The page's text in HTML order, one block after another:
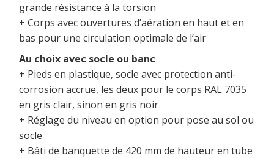
grande résistance à la torsion
+ Corps avec ouvertures d’aération en haut et en
bas pour une circulation optimale de l’air
Au choix avec socle ou banc
+ Pieds en plastique, socle avec protection anti-
corrosion accrue, les deux pour le corps RAL 7035
en gris clair, sinon en gris noir
+ Réglage du niveau en option pour pose au sol ou
socle
+ Bâti de banquette de 420 mm de hauteur en tube